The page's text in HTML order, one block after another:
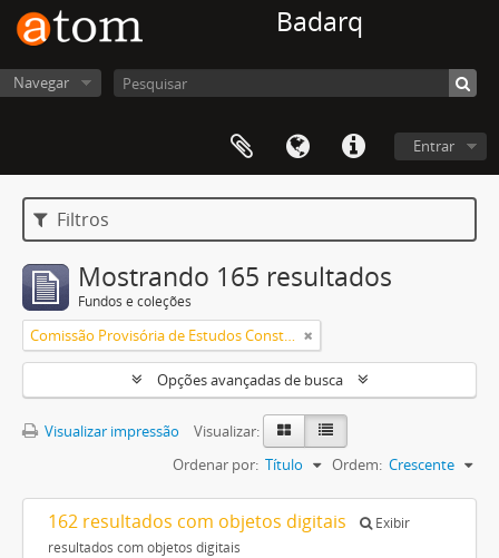
Badarq
Navegar
Entrar
Filtros
Mostrando 165 resultados
Fundos e coleções
Comissão Provisória de Estudos Constitucionais (CEC)
Opções avançadas de busca
Visualizar impressão
Visualizar:
Ordenar por: Título Ordem: Crescente
162 resultados com objetos digitais
Exibir
resultados com objetos digitais